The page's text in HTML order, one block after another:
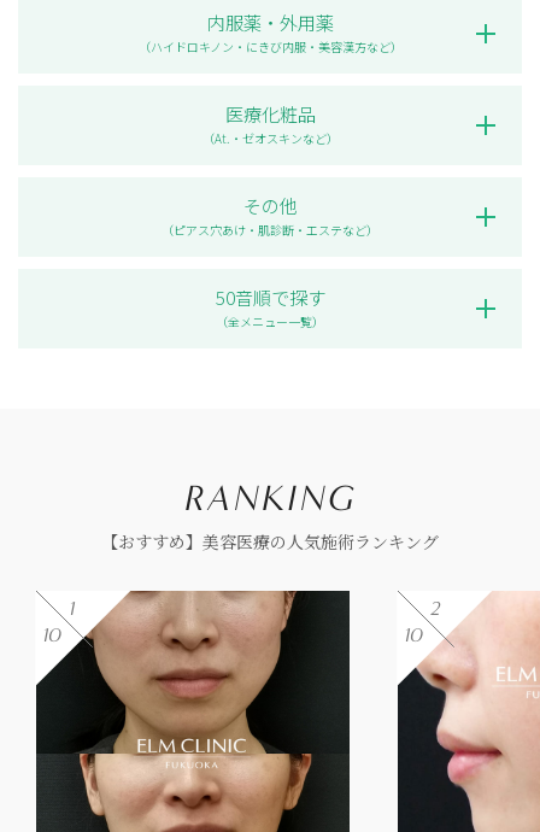
内服薬・外用薬
（ハイドロキノン・にきび内服・美容漢方など）
医療化粧品
（At.・ゼオスキンなど）
その他
（ピアス穴あけ・肌診断・エステなど）
50音順で探す
（全メニュー一覧）
【おすすめ】美容医療の人気施術ランキング